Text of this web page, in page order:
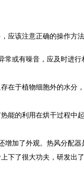
应该注意正确的操作方
或有噪音，应及时进
在于植物细胞外的水分
能的利用在烘干过程中
加了外观。热风分配
下了很大功夫，研发出